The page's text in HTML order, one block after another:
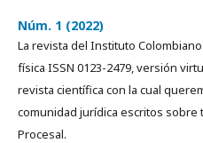
Núm. 1 (2022)
La revista del Instituto
física ISSN 0123-2479, versión
revista cientí­fica con la cual
comunidad jurídica escritos sobre
Procesal.